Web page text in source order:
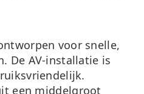
voor snelle,
De AV-installatie is
een middelgroot